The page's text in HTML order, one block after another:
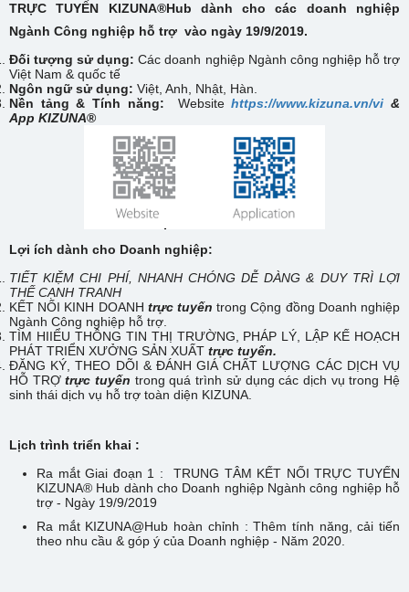
TRỰC TUYẾN KIZUNA®Hub dành cho các doanh nghiệp
Ngành Công nghiệp hỗ trợ vào ngày 19/9/2019.
Đối tượng sử dụng: Các doanh nghiệp Ngành công nghiệp hỗ trợ
Việt Nam & quốc tế
Ngôn ngữ sử dụng: Việt, Anh, Nhật, Hàn.
Nền tảng & Tính năng:
Websitehttps://www.kizuna.vn/vi &
App KIZUNA®
Lợi ích dành cho Doanh nghiệp:
TIẾTKIỆM CHI PHÍ, NHANH CHÓNG DỄ DÀNG & DUY TRÌ LỢI
THẾ CẠNH TRANH
KẾT NỐI KINH DOANH trực tuyến trong Cộng đồng Doanh nghiệp
Ngành Công nghiệp hỗ trợ.
TÌM HIIỂU THÔNG TIN THỊ TRƯỜNG, PHÁP LÝ, LẬP KẾ HOẠCH
PHÁT TRIỂN XƯỞNG SẢN XUẤT trực tuyến.
ĐĂNG KÝ, THEO DÕI & ĐÁNH GIÁ CHẤT LƯỢNG CÁC DỊCH VỤ
HỖ TRỢtrực tuyến trong quá trình sử dụng các dịch vụ trong Hệ
sinh thái dịch vụ hỗ trợ toàn diện KIZUNA.
Lịch trình triển khai :
Ra mắt Giai đoạn 1 : TRUNG TÂM KẾT NỐI TRỰC TUYẾN
KIZUNA® Hub dành cho Doanh nghiệp Ngành công nghiệp hỗ
trợ - Ngày 19/9/2019
Ra mắt KIZUNA@Hub hoàn chỉnh :Thêm tính năng, cải tiến
theo nhu cầu & góp ý của Doanh nghiệp - Năm 2020.